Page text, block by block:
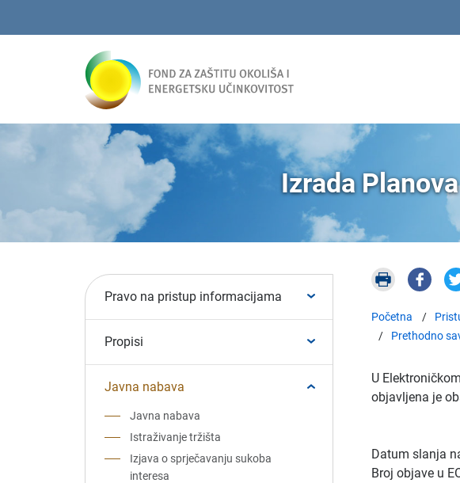
Izrada
Pravo na pristup informacijama
Propisi
Javna nabava
Javna nabava
Istraživanje tržišta
Izjava o sprječavanju sukoba
interesa
Početna
Prethodno
U
objavljena je
Datum
Broj